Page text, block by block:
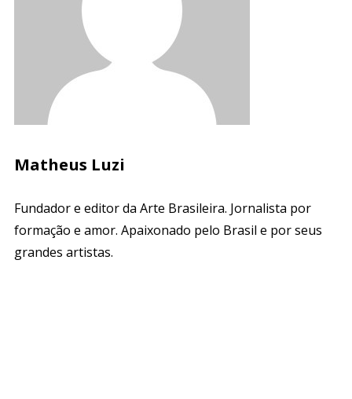
Matheus Luzi
Fundador e editor da Arte Brasileira. Jornalista por
formação e amor. Apaixonado pelo Brasil e por seus
grandes artistas.